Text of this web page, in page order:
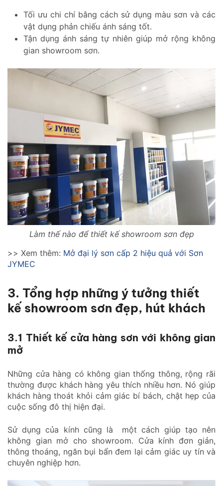
Tối ưu chi chí bằng cách sử dụng màu sơn và các
vật dụng phản chiếu ánh sáng tốt.
Tận dụng ánh sáng tự nhiên giúp mở rộng không
gian showroom sơn.
Làm thế nào để thiết kế showroom sơn đẹp
>> Xem thêm: Mở đại lý sơn cấp 2 hiệu quả với Sơn
JYMEC
3. Tổng hợp những ý tưởng thiết
kế showroom sơn đẹp, hút khách
3.1 Thiết kế cửa hàng sơn với không gian
mở
Những cửa hàng có không gian thống thông, rộng rãi
thường được khách hàng yêu thích nhiều hơn. Nó giúp
khách hàng thoát khỏi cảm giác bí bách, chật hẹp của
cuộc sống đô thị hiện đại.
Sử dụng của kính cũng là một cách giúp tạo nên
không gian mở cho showroom. Cửa kính đơn giản,
thông thoáng, ngăn bụi bẩn đem lại cảm giác uy tín và
chuyên nghiệp hơn.